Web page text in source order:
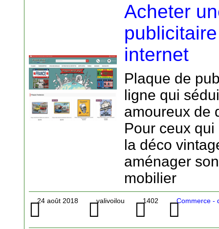
Acheter
internet
Plaque de
ligne qui
amoureux de
Pour ceux
la déco
aménager
mobilier
24 août 2018 valivoilou 1402 Commerce -